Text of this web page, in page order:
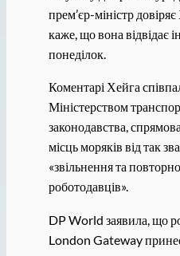
прем’єр-міністр
каже, що вона відвідає
понеділок.
Коментарі Хейга
Міністерством
законодавства,
місць моряків від так
«звільнення та
роботодавців».
DP World заявила, що
London Gateway